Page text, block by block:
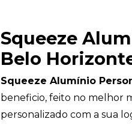
Squeeze
Belo
Squeeze Alumínio
beneficio, feito no melhor
personalizado com a sua